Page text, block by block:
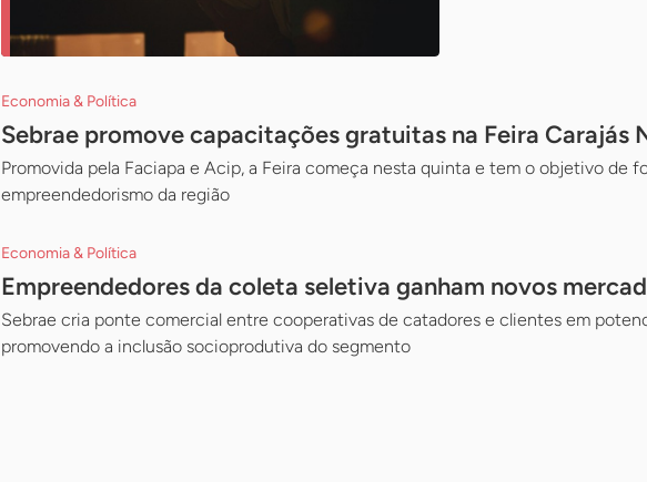
Economia & Política
Sebrae promove capacitações gratuitas na Feira Carajás
Promovida pela Faciapa e Acip, a Feira começa nesta quinta e tem o objetivo de
empreendedorismo da região
Economia & Política
Empreendedores da coleta seletiva ganham novos
Sebrae cria ponte comercial entre cooperativas de catadores e clientes em
promovendo a inclusão socioprodutiva do segmento